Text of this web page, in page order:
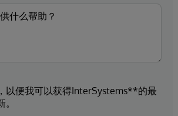
以便我可以获得InterSystems**的最